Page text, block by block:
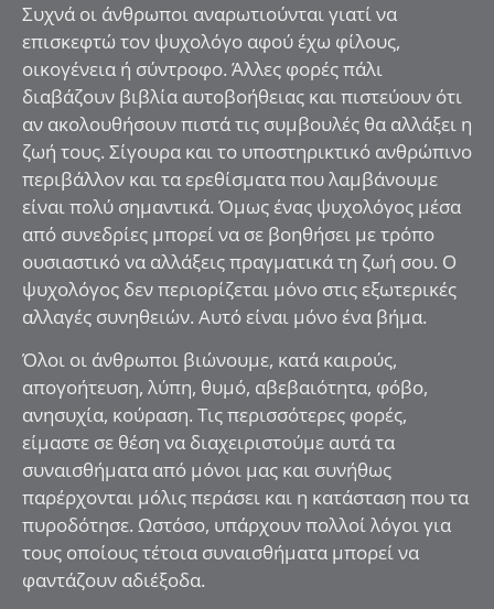
Συχνά οι άνθρωποι αναρωτιούνται γιατί να
επισκεφτώ τον ψυχολόγο αφού έχω φίλους,
οικογένεια ή σύντροφο. Άλλες φορές πάλι
διαβάζουν βιβλία αυτοβοήθειας και πιστεύουν ότι
αν ακολουθήσουν πιστά τις συμβουλές θα αλλάξει η
ζωή τους. Σίγουρα και το υποστηρικτικό ανθρώπινο
περιβάλλον και τα ερεθίσματα που λαμβάνουμε
είναι πολύ σημαντικά. Όμως ένας ψυχολόγος μέσα
από συνεδρίες μπορεί να σε βοηθήσει με τρόπο
ουσιαστικό να αλλάξεις πραγματικά τη ζωή σου. Ο
ψυχολόγος δεν περιορίζεται μόνο στις εξωτερικές
αλλαγές συνηθειών. Αυτό είναι μόνο ένα βήμα.
Όλοι οι άνθρωποι βιώνουμε, κατά καιρούς,
απογοήτευση, λύπη, θυμό, αβεβαιότητα, φόβο,
ανησυχία, κούραση. Τις περισσότερες φορές,
είμαστε σε θέση να διαχειριστούμε αυτά τα
συναισθήματα από μόνοι μας και συνήθως
παρέρχονται μόλις περάσει και η κατάσταση που τα
πυροδότησε. Ωστόσο, υπάρχουν πολλοί λόγοι για
τους οποίους τέτοια συναισθήματα μπορεί να
φαντάζουν αδιέξοδα.